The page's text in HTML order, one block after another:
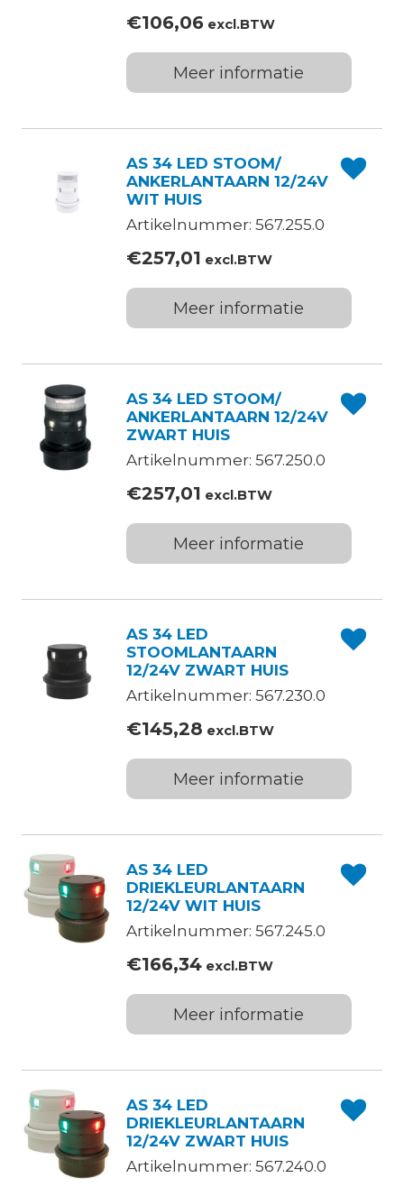
€106,06excl.BTW
Meer informatie
AS 34 LED STOOM/
ANKERLANTAARN 12/24V
WIT HUIS
Artikelnummer: 567.255.0
€257,01 excl.BTW
Meer informatie
AS 34 LED STOOM/
ANKERLANTAARN 12/24V
ZWART HUIS
Artikelnummer: 567.250.0
€257,01 excl.BTW
Meer informatie
AS 34 LED
STOOMLANTAARN
12/24V ZWART HUIS
Artikelnummer: 567.230.0
€145,28 excl.BTW
Meer informatie
AS 34 LED
DRIEKLEURLANTAARN
12/24V WIT HUIS
Artikelnummer: 567.245.0
€166,34excl.BTW
Meer informatie
AS 34 LED
DRIEKLEURLANTAARN
12/24V ZWART HUIS
Artikelnummer: 567.240.0